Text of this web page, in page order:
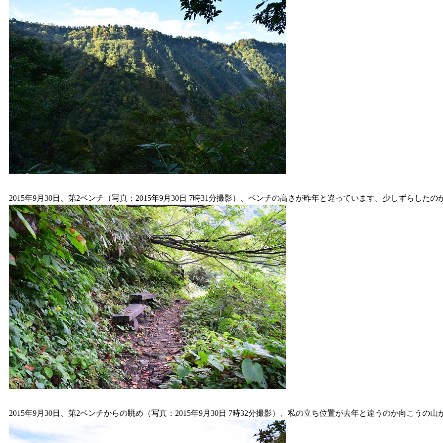
2015年9月30日、第2ベンチ（写真：2015年9月30日 7時31分撮影）、ベンチの高さが昨年と違っています。少しずらしたの
2015年9月30日、第2ベンチからの眺め（写真：2015年9月30日 7時32分撮影）、私の立ち位置が去年と違うのか向こうの山